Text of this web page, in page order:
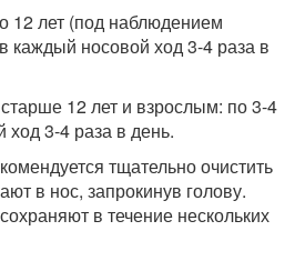
12 лет (под наблюдением
каждый носовой ход 3-4 раза в
12 лет и взрослым: по 3-4
3-4 раза в день.
тщательно очистить
в нос, запрокинув голову.
в течение нескольких